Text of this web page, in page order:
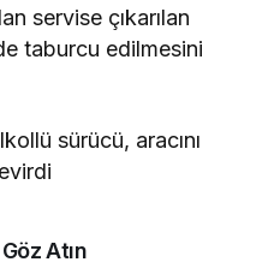
servise çıkarılan
taburcu edilmesini
sürücü, aracını
Göz Atın